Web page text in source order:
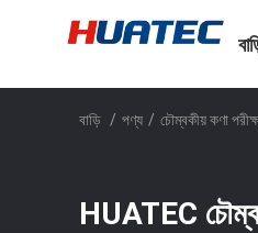
বাড়ি / পণ্য / চৌম্বকীয় কণা
HUATEC